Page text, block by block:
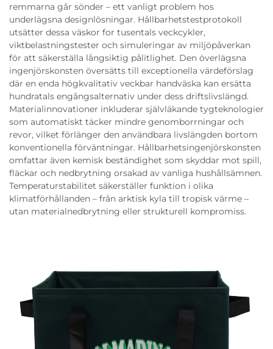
remmarna går sönder – ett vanligt problem hos
underlägsna designlösningar. Hållbarhetstestprotokoll
utsätter dessa väskor for tusentals veckcykler,
viktbelastningstester och simuleringar av miljöpåverkan
för att säkerställa långsiktig pålitlighet. Den överlägsna
ingenjörskonsten översätts till exceptionella värdeförslag
där en enda högkvalitativ veckbar handväska kan ersätta
hundratals engångsalternativ under dess driftslivslängd.
Materialinnovationer inkluderar självläkande tygteknologier
som automatiskt täcker mindre genomborrningar och
revor, vilket förlänger den användbara livslängden bortom
konventionella förväntningar. Hållbarhetsingenjörskonsten
omfattar även kemisk beständighet som skyddar mot spill,
fläckar och nedbrytning orsakad av vanliga hushållsämnen.
Temperaturstabilitet säkerställer funktion i olika
klimatförhållanden – från arktisk kyla till tropisk värme –
utan materialnedbrytning eller strukturell kompromiss.